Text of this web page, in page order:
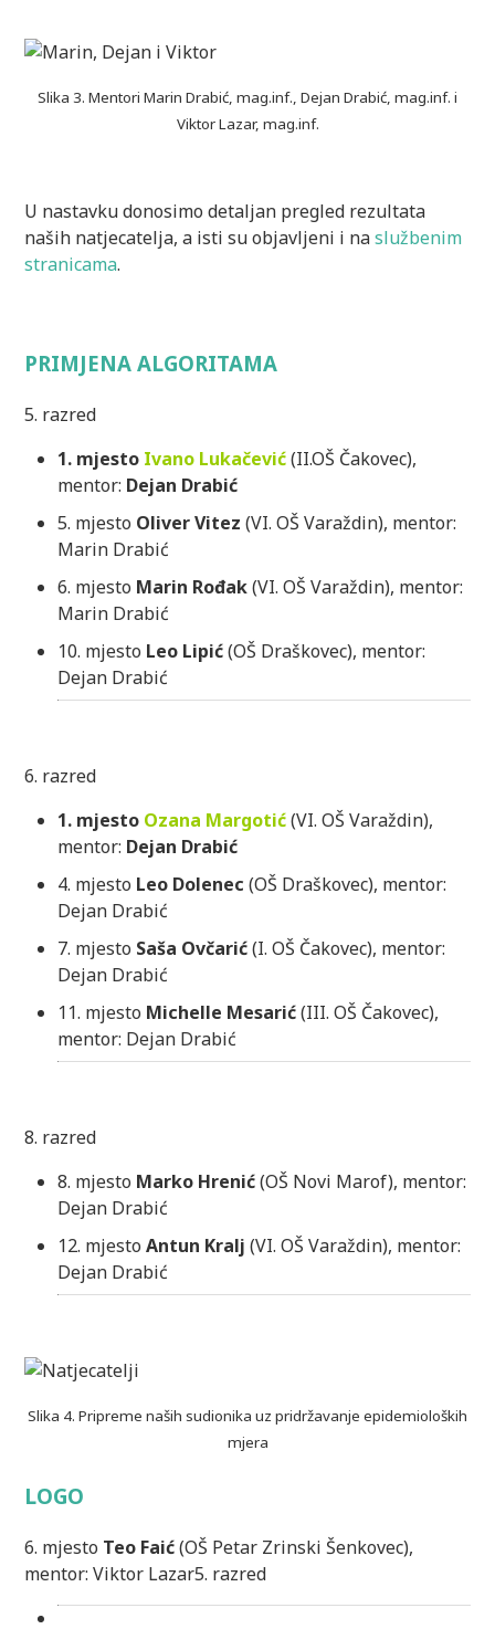
Slika 3. Mentori Marin Drabić, mag.inf., Dejan Drabić, mag.inf. i
Viktor Lazar, mag.inf.
U nastavku donosimo detaljan pregled rezultata
naših natjecatelja, a isti su objavljeni i naslužbenim
stranicama.
PRIMJENA ALGORITAMA
5. razred
1. mjesto Ivano Lukačević(II.OŠ Čakovec),
mentor: Dejan Drabić
5. mjesto Oliver Vitez (VI. OŠ Varaždin), mentor:
Marin Drabić
6. mjesto Marin Rođak(VI. OŠ Varaždin), mentor:
Marin Drabić
10. mjesto Leo Lipić(OŠ Draškovec), mentor:
Dejan Drabić
6. razred
1. mjesto Ozana Margotić(VI. OŠ Varaždin),
mentor: Dejan Drabić
4. mjesto Leo Dolenec (OŠ Draškovec), mentor:
Dejan Drabić
7. mjesto Saša Ovčarić(I. OŠ Čakovec), mentor:
Dejan Drabić
11. mjesto Michelle Mesarić(III. OŠ Čakovec),
mentor: Dejan Drabić
8. razred
8. mjesto Marko Hrenić(OŠ Novi Marof), mentor:
Dejan Drabić
12. mjestoAntun Kralj (VI. OŠ Varaždin), mentor:
Dejan Drabić
Slika 4. Pripreme naših sudionika uz pridržavanje epidemioloških
mjera
LOGO
6. mjesto Teo Faić(OŠ Petar Zrinski Šenkovec),
mentor: Viktor Lazar5. razred